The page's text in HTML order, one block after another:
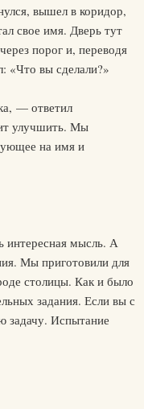
вышел в коридор,
свое имя. Дверь тут
порог и, переводя
«Что вы сделали?»
— ответил
улучшить. Мы
на имя и
мысль. А
Мы приготовили для
столицы. Как и было
задания. Если вы с
задачу. Испытание